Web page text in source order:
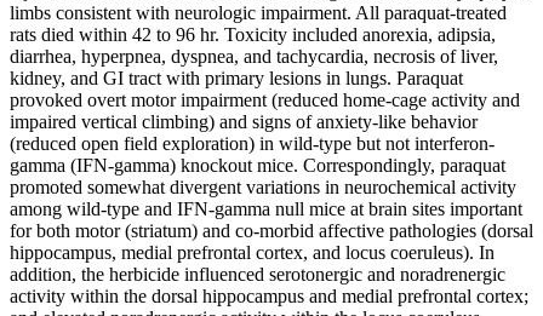
limbs consistent with neurologic impairment. All paraquat-treated
rats died within 42 to 96 hr. Toxicity included anorexia, adipsia,
diarrhea, hyperpnea, dyspnea, and tachycardia, necrosis of liver,
kidney, and GI tract with primary lesions in lungs. Paraquat
provoked overt motor impairment (reduced home-cage activity and
impaired vertical climbing) and signs of anxiety-like behavior
(reduced open field exploration) in wild-type but not interferon-
gamma (IFN-gamma) knockout mice. Correspondingly, paraquat
promoted somewhat divergent variations in neurochemical activity
among wild-type and IFN-gamma null mice at brain sites important
for both motor (striatum) and co-morbid affective pathologies (dorsal
hippocampus, medial prefrontal cortex, and locus coeruleus). In
addition, the herbicide influenced serotonergic and noradrenergic
activity within the dorsal hippocampus and medial prefrontal cortex;